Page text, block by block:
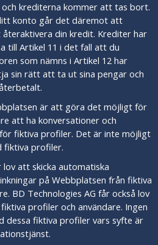
krediterna kommer att tas bort.
konto går det däremot att
din kredit. Krediter har
till Artikel 11 i det fall att du
som nämns i Artikel 12 har
sin rätt att ta ut sina pengar och
är att göra det möjligt för
att ha konversationer och
fiktiva profiler. Det är inte möjligt
fiktiva profiler.
lov att skicka automatiska
på Webbplatsen från fiktiva
BD Technologies AG får också lov
profiler och användare. Ingen
dessa fiktiva profiler vars syfte är